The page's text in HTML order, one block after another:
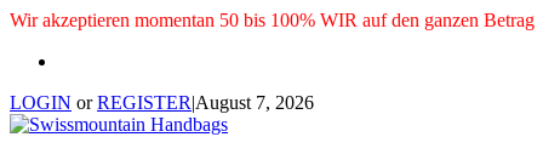
Wir akzeptieren momentan 50 bis 100% WIR auf den ganzen Betrag
LOGIN orREGISTER|August 7, 2026